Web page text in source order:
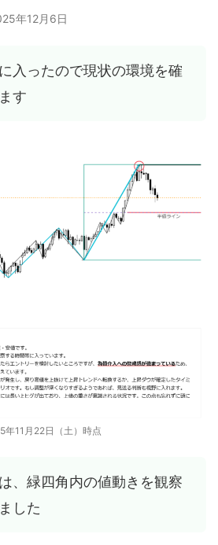
年12月6日
入ったので現状の環境を確
す
年11月22日（土）時点
、緑四角内の値動きを観察
した